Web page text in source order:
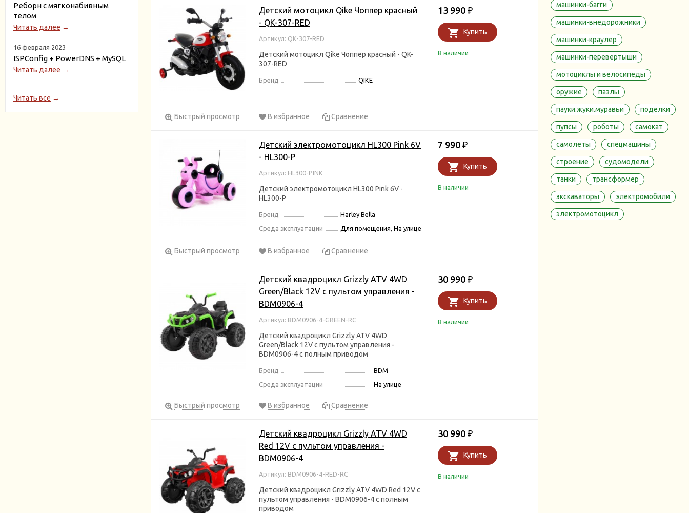
машинки-багги
машинки-внедорожники
машинки-краулер
машинки-перевертыши
мотоциклы и велосипеды
оружие пазлы
пауки.жуки.муравьи поделки
пупсы роботы самокат
самолеты спецмашины
строение судомодели
танки трансформер
экскаваторы электромобили
электромотоцикл
Реборн с мягконабивным
телом
Читать далее →
16 февраля 2023
ISPConfig + PowerDNS + MySQL
Читать далее →
Читать все →
Детский мотоцикл Qike Чоппер красный
- QK-307-RED
Артикул: QK-307-RED
Детский мотоцикл Qike Чоппер красный - QK-
307-RED
Бренд QIKE
13 990 ₽
Купить
В наличии
Быстрый просмотр В избранное Сравнение
Детский электромотоцикл HL300 Pink 6V
- HL300-P
Артикул: HL300-PINK
Детский электромотоцикл HL300 Pink 6V -
HL300-P
Бренд
Harley Bella
Среда эксплуатации
Для помещения, На улице
7 990 ₽
Купить
В наличии
Быстрый просмотр В избранное Сравнение
Детский квадроцикл Grizzly ATV 4WD
Green/Black 12V с пультом управления -
BDM0906-4
Артикул: BDM0906-4-GREEN-RC
Детский квадроцикл Grizzly ATV 4WD
Green/Black 12V с пультом управления -
BDM0906-4 с полным приводом
Бренд
BDM
Среда эксплуатации
На улице
30 990 ₽
Купить
В наличии
Быстрый просмотр В избранное Сравнение
Детский квадроцикл Grizzly ATV 4WD
Red 12V с пультом управления -
BDM0906-4
Артикул: BDM0906-4-RED-RC
Детский квадроцикл Grizzly ATV 4WD Red 12V с
пультом управления - BDM0906-4 с полным
приводом
30 990 ₽
Купить
В наличии